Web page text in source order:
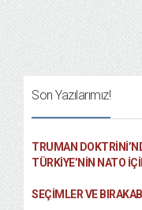
Son Yazılarımız!
TRUMAN
TÜRKIYE’NIN NATO
SEÇIMLER VE